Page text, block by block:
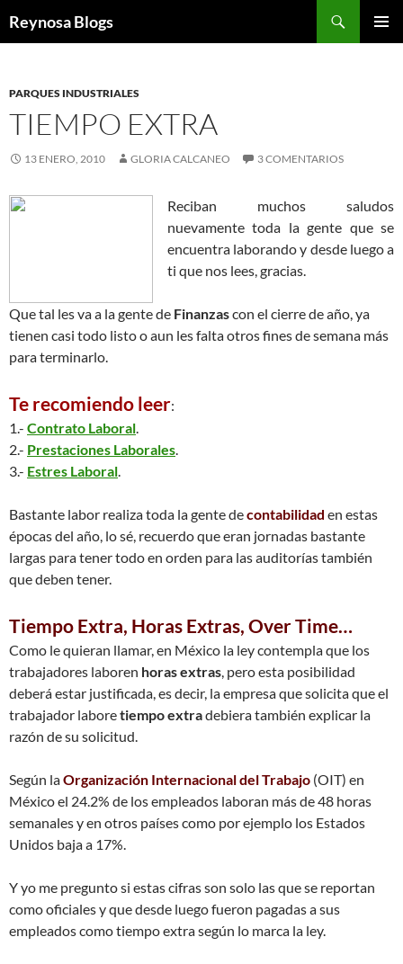
Reynosa Blogs
PARQUES INDUSTRIALES
TIEMPO EXTRA
13 ENERO, 2010 GLORIA CALCANEO 3 COMENTARIOS
Reciban muchos saludos
nuevamente toda la gente que se
encuentra laborando y desde luego a
ti que nos lees, gracias.
Que tal les va a la gente de Finanzascon el cierre de año, ya
tienen casi todo listo o aun les falta otros fines de semana más
para terminarlo.
Te recomiendo leer:
1.- Contrato Laboral.
2.- Prestaciones Laborales.
3.- Estres Laboral.
Bastante labor realiza toda la gente decontabilidad en estas
épocas del año, lo sé, recuerdo que eran jornadas bastante
largas para tener todo en orden para las auditorías también
que deben tener.
Tiempo Extra, Horas Extras, Over Time…
Como le quieran llamar, en México la ley contempla que los
trabajadores laboren horas extras, pero esta posibilidad
deberá estar justificada, es decir, la empresa que solicita que el
trabajador laboretiempo extradebiera también explicar la
razón de su solicitud.
Según laOrganización Internacional del Trabajo (OIT) en
México el 24.2% de los empleados laboran más de 48 horas
semanales y en otros países como por ejemplo los Estados
Unidos baja a 17%.
Y yo me pregunto si estas cifras son solo las que se reportan
como oficiales y que desde luego fueron pagadas a sus
empleados como tiempo extra según lo marca la ley.